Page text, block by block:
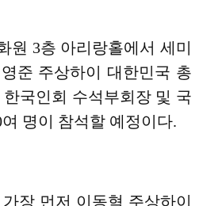
원 3층 아리랑홀에서 세미
영준 주상하이 대한민국 총
한국인회 수석부회장 및 국
여 명이 참석할 예정이다.
장 먼저 이동혁 주상하이